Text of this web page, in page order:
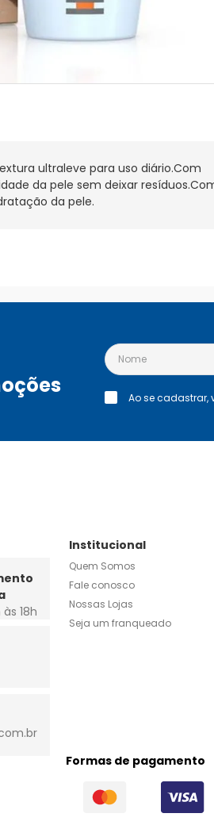
ultraleve para uso diário.Com
da pele sem deixar
da pele.
Ao se
18h
Institucional
Quem Somos
Fale conosco
Nossas Lojas
Seja um franqueado
Formas de pagamento